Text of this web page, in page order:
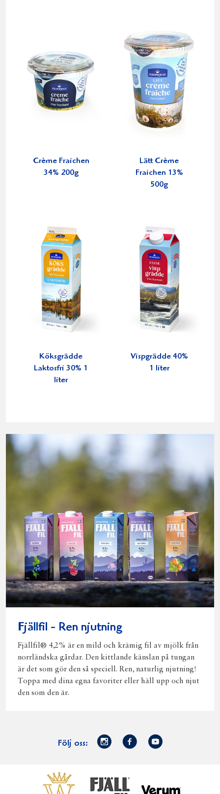
Crème Fraichen
34% 200g
Lätt Crème
Fraichen 13%
500g
Köksgrädde
Laktosfri 30% 1
liter
Vispgrädde 40%
1 liter
Fjällfil - Ren njutning
Fjällfil® 4,2% är en mild och krämig fil av mjölk från
norrländska gårdar. Den kittlande känslan på tungan
är det som gör den så speciell. Ren, naturlig njutning!
Toppa med dina egna favoriter eller häll upp och njut
den som den är.
Följ oss:
Norrmejerier
Facebook
Youtube
VästerbottensostFjällfil